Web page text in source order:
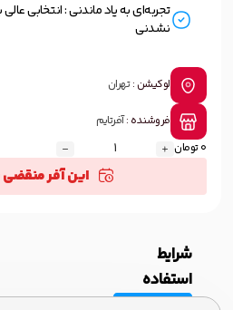
تجربه‌ای به یاد ماندنی : انتخابی
نشدنی
لوکیشن :تهران
فروشنده :آفرتایم
0 تومان
این آفر
شرایط
استفاده